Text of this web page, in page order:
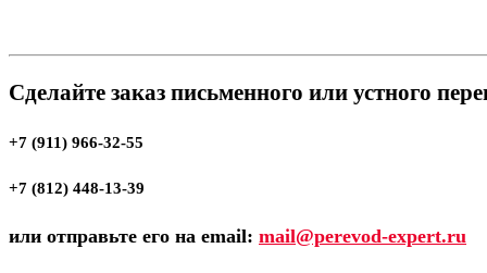
Сделайте заказ письменного или устного
+7 (911) 966-32-55
+7 (812) 448-13-39
или отправьте его на email: mail@perevod-expert.ru